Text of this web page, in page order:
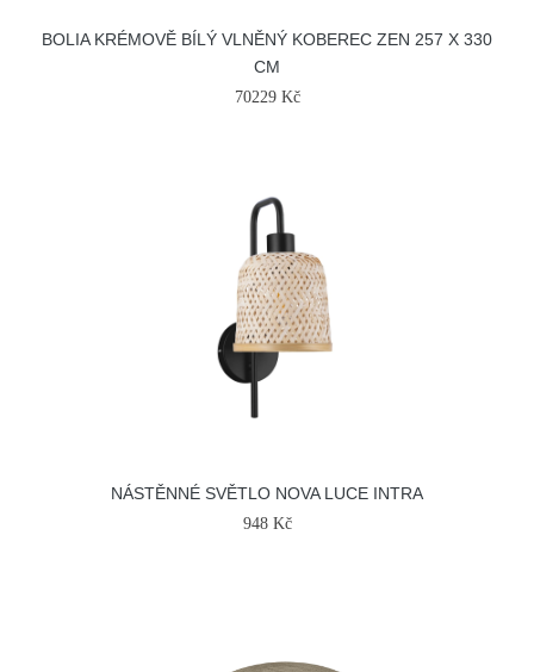
BOLIA KRÉMOVĚ BÍLÝ VLNĚNÝ KOBEREC ZEN 257 X 330
CM
70229 Kč
NÁSTĚNNÉ SVĚTLO NOVA LUCE INTRA
948 Kč